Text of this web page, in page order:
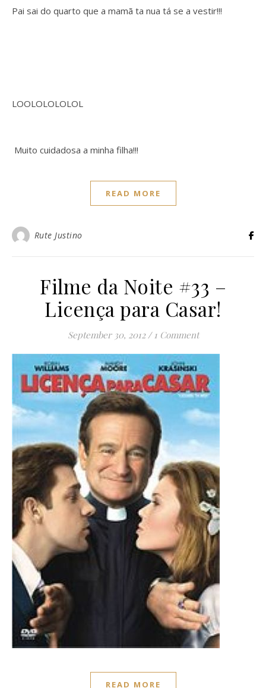
Pai sai do quarto que a mamã ta nua tá se a vestir!!!
LOOLOLOLOLOL
Muito cuidadosa a minha filha!!!
READ MORE
Rute Justino
Filme da Noite #33 –
Licença para Casar!
September 30, 2012 / 1 Comment
READ MORE